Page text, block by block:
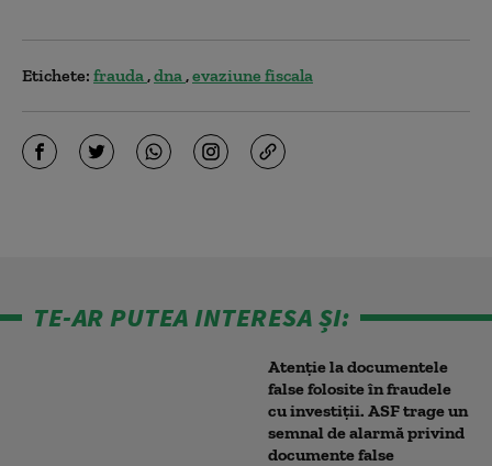
Etichete: frauda dna evaziune fiscala
TE-AR PUTEA INTERESA ȘI:
Atenție la documentele
false folosite în fraudele
cu investiții. ASF trage un
semnal de alarmă privind
documente false